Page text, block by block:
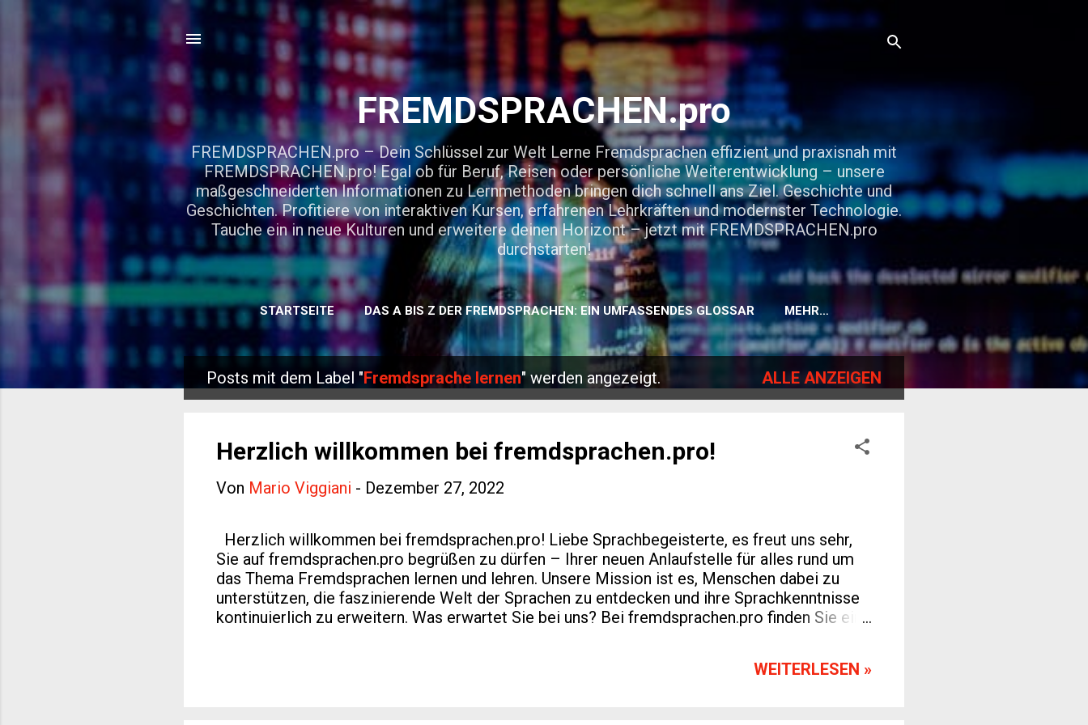
Direkt zum Hauptbereich
FREMDSPRACHEN.pro
FREMDSPRACHEN.pro – Dein Schlüssel zur Welt Lerne Fremdsprachen effizient und praxisnah mit
FREMDSPRACHEN.pro! Egal ob für Beruf, Reisen oder persönliche Weiterentwicklung – unsere
maßgeschneiderten Informationen zu Lernmethoden bringen dich schnell ans Ziel. Geschichte und
Geschichten. Profitiere von interaktiven Kursen, erfahrenen Lehrkräften und modernster Technologie.
Tauche ein in neue Kulturen und erweitere deinen Horizont – jetzt mit FREMDSPRACHEN.pro
durchstarten!
STARTSEITE DAS A BIS Z DER FREMDSPRACHEN: EIN UMFASSENDES GLOSSAR MEHR…
P Posts mit dem Label "Fremdsprache lernen" werden angezeigt. ALLE ANZEIGEN
Herzlich willkommen bei fremdsprachen.pro!
Von Mario Viggiani - Dezember 27, 2022
Herzlich willkommen bei fremdsprachen.pro! Liebe Sprachbegeisterte, es freut uns sehr,
Sie auf fremdsprachen.pro begrüßen zu dürfen – Ihrer neuen Anlaufstelle für alles rund um
das Thema Fremdsprachen lernen und lehren. Unsere Mission ist es, Menschen dabei zu
unterstützen, die faszinierende Welt der Sprachen zu entdecken und ihre Sprachkenntnisse
kontinuierlich zu erweitern. Was erwartet Sie bei uns? Bei fremdsprachen.pro finden Sie eine
sorgfältig ausgearbeitete Lektionen, Übungen und Lernmaterialien zur Verfügung, die auf
WEITERLESEN »